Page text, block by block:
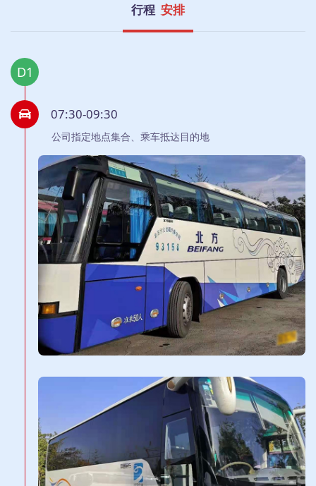
行程 安排
D1
07:30-09:30
公司指定地点集合、乘车抵达目的地